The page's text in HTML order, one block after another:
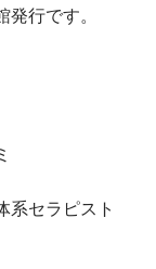
行です。
セラピスト